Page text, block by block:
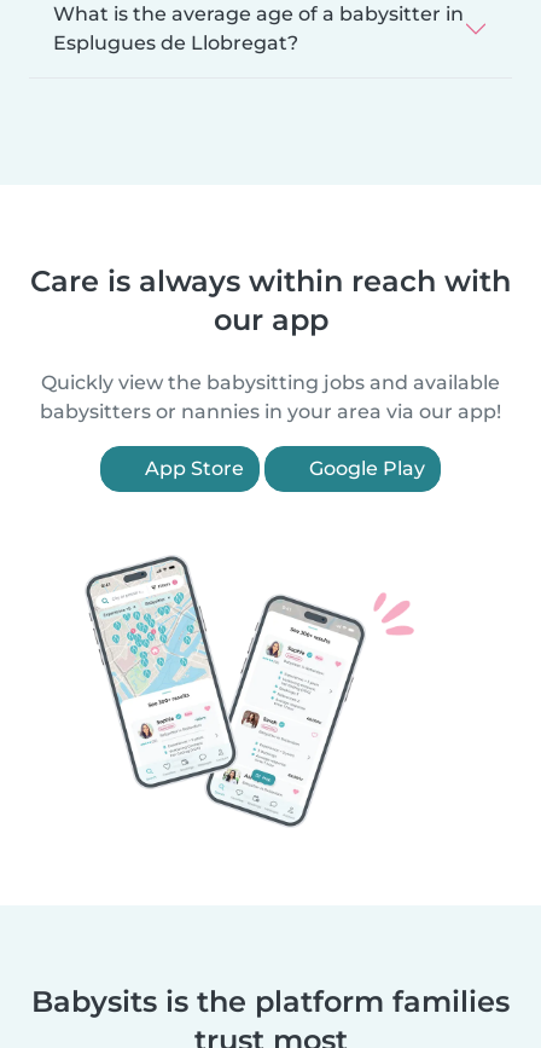
What is the average age of a babysitter in
Esplugues de Llobregat?
Care is always within reach with
our app
Quickly view the babysitting jobs and available
babysitters or nannies in your area via our app!
App Store Google Play
Babysits is the platform families
trust most